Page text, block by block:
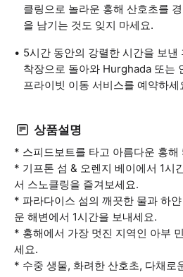
클링으로 놀라운 홍해 산호초를
을 남기는 것도 잊지 마세요.
5시간 동안의 강렬한 시간을 보낸
착장으로 돌아와 Hurghada 또는
프라이빗 이동 서비스를 예약하세
상품설명
* 스피드보트를 타고 아름다운 홍해
* 기프톤 섬 & 오렌지 베이에서 1시
서 스노클링을 즐겨보세요.
* 파라다이스 섬의 깨끗한 물과 하
운 해변에서 1시간을 보내세요.
* 홍해에서 가장 멋진 지역인 아부
세요.
* 수중 생물, 화려한 산호초, 다채로